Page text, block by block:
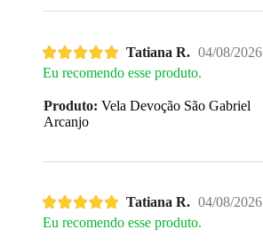
Tatiana R. 04/08/2026
Eu recomendo esse produto.
Produto: Vela Devoção São Gabriel
Arcanjo
Tatiana R. 04/08/2026
Eu recomendo esse produto.